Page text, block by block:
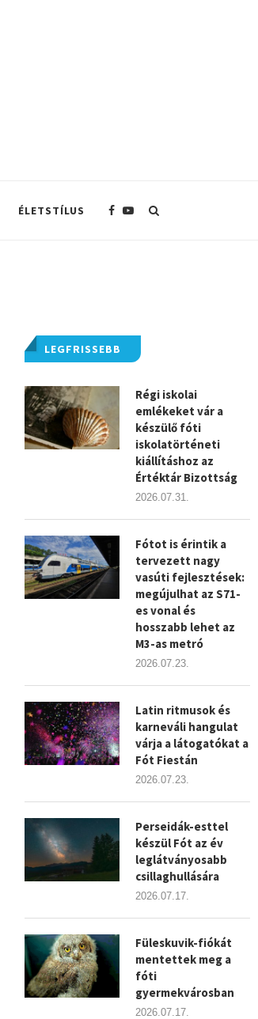
ÉLETSTÍLUS
LEGFRISSEBB
Régi iskolai
emlékeket vár a
készülő fóti
iskolatörténeti
kiállításhoz az
Értéktár Bizottság
2026.07.31.
Fótot is érintik a
tervezett nagy
vasúti fejlesztések:
megújulhat az S71-
es vonal és
hosszabb lehet az
M3-as metró
2026.07.23.
Latin ritmusok és
karneváli hangulat
várja a látogatókat a
Fót Fiestán
2026.07.23.
Perseidák-esttel
készül Fót az év
leglátványosabb
csillaghullására
2026.07.17.
Füleskuvik-fiókát
mentettek meg a
fóti
gyermekvárosban
2026.07.17.